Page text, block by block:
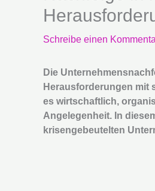
Schreibe einen
Die
Herausforderungen mit
es wirtschaftlich,
Angelegenheit. In
krisengebeutelten